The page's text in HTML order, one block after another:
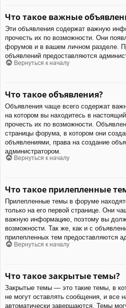
Что такое важные
Эти объявления содержат важную
прочесть их по возможности. Они
форумов и в вашем личном разделе.
объявлений предоставляются
Вернуться к началу
Что такое объявления?
Объявления чаще всего содержат
на котором вы находитесь в
прочесть их по возможности.
страницы форума, в котором они
объявлениями, права на создание
администратором.
Вернуться к началу
Что такое прилепленные
Прилепленные темы в форуме
только на его первой странице. Они
важную информацию, поэтому вы
возможности. Так же, как и с
прилепленных тем предоставляются
Вернуться к началу
Что такое закрытые темы?
Закрытые темы — это такие темы, в
не могут оставлять сообщения, и все
автоматически завершаются. Темы